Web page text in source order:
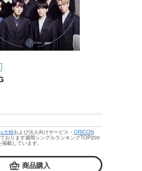
大樹および法人向けサービス・ ORICON
おります週間シングルランキングTOP200
載しています。
商品購入